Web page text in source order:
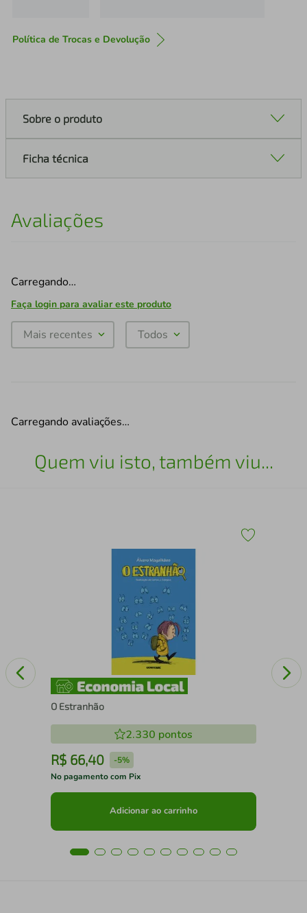
Política de Trocas e Devolução
Sobre o produto
Ficha técnica
Avaliações
Carregando…
Faça login para avaliar este produto
Mais recentes Todos
Carregando avaliações…
Quem viu isto, também viu...
O Estranhão
2.330 pontos
R$ 66,40 -5%
No pagamento com Pix
Adicionar ao carrinho